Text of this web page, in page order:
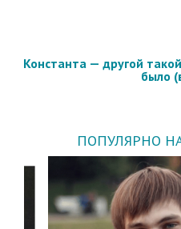
Константа — другой
было
ПОПУЛЯРНО